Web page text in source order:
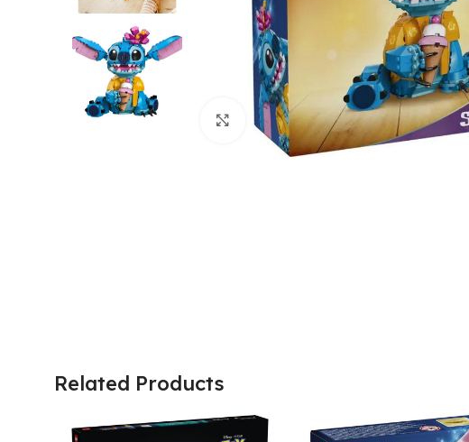
Click to enlarge
Related Products